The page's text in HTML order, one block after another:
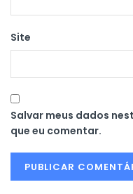
Site
Salvar meus dados
que eu comentar.